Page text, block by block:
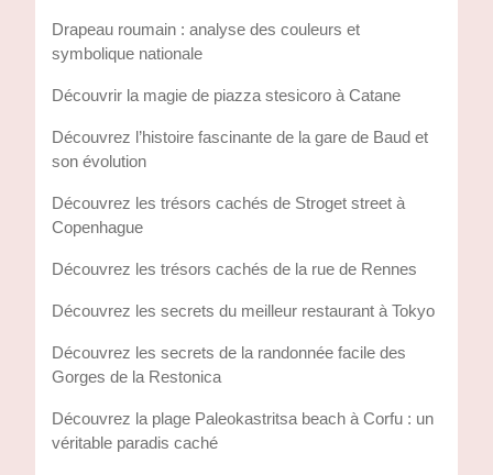
Drapeau roumain : analyse des couleurs et
symbolique nationale
Découvrir la magie de piazza stesicoro à Catane
Découvrez l’histoire fascinante de la gare de Baud et
son évolution
Découvrez les trésors cachés de Stroget street à
Copenhague
Découvrez les trésors cachés de la rue de Rennes
Découvrez les secrets du meilleur restaurant à Tokyo
Découvrez les secrets de la randonnée facile des
Gorges de la Restonica
Découvrez la plage Paleokastritsa beach à Corfu : un
véritable paradis caché